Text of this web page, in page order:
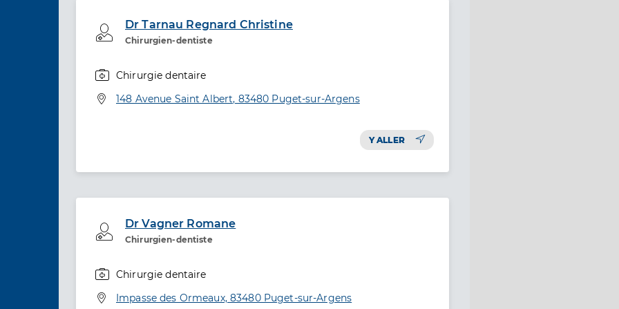
Dr Tarnau Regnard Christine
Chirurgien-dentiste
Professionel de santé
Chirurgie dentaire
Adresse
148 Avenue Saint Albert, 83480 Puget-sur-Argens
Y ALLER
Dr Vagner Romane
Chirurgien-dentiste
Professionel de santé
Chirurgie dentaire
Adresse
Impasse des Ormeaux, 83480 Puget-sur-Argens